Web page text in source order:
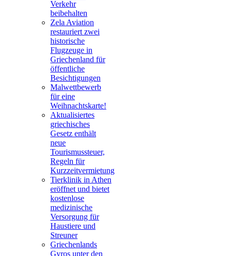
Verkehr
beibehalten
Zela Aviation
restauriert zwei
historische
Flugzeuge in
Griechenland für
öffentliche
Besichtigungen
Malwettbewerb
für eine
Weihnachtskarte!
Aktualisiertes
griechisches
Gesetz enthält
neue
Tourismussteuer,
Regeln für
Kurzzeitvermietung
Tierklinik in Athen
eröffnet und bietet
kostenlose
medizinische
Versorgung für
Haustiere und
Streuner
Griechenlands
Gyros unter den